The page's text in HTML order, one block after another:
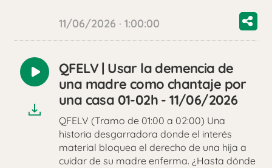
11/06/2026 · 1:00:00
Reproducir
audio
QFELV | Usar la demencia de
una madre como chantaje por
una casa 01-02h - 11/06/2026
QFELV (Tramo de 01:00 a 02:00) Una
historia desgarradora donde el interés
material bloquea el derecho de una hija a
cuidar de su madre enferma. ¿Hasta dónde